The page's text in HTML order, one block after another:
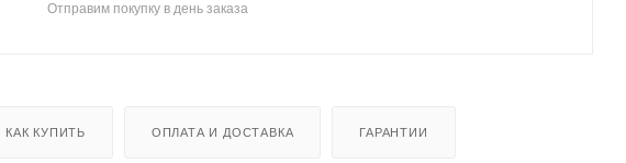
Отправим покупку в день заказа
КАК КУПИТЬ ОПЛАТА И ДОСТАВКА ГАРАНТИИ